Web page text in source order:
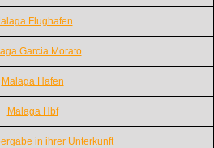
Flughafen
Garcia Morato
Malaga Hafen
Malaga Hbf
in ihrer Unterkunft